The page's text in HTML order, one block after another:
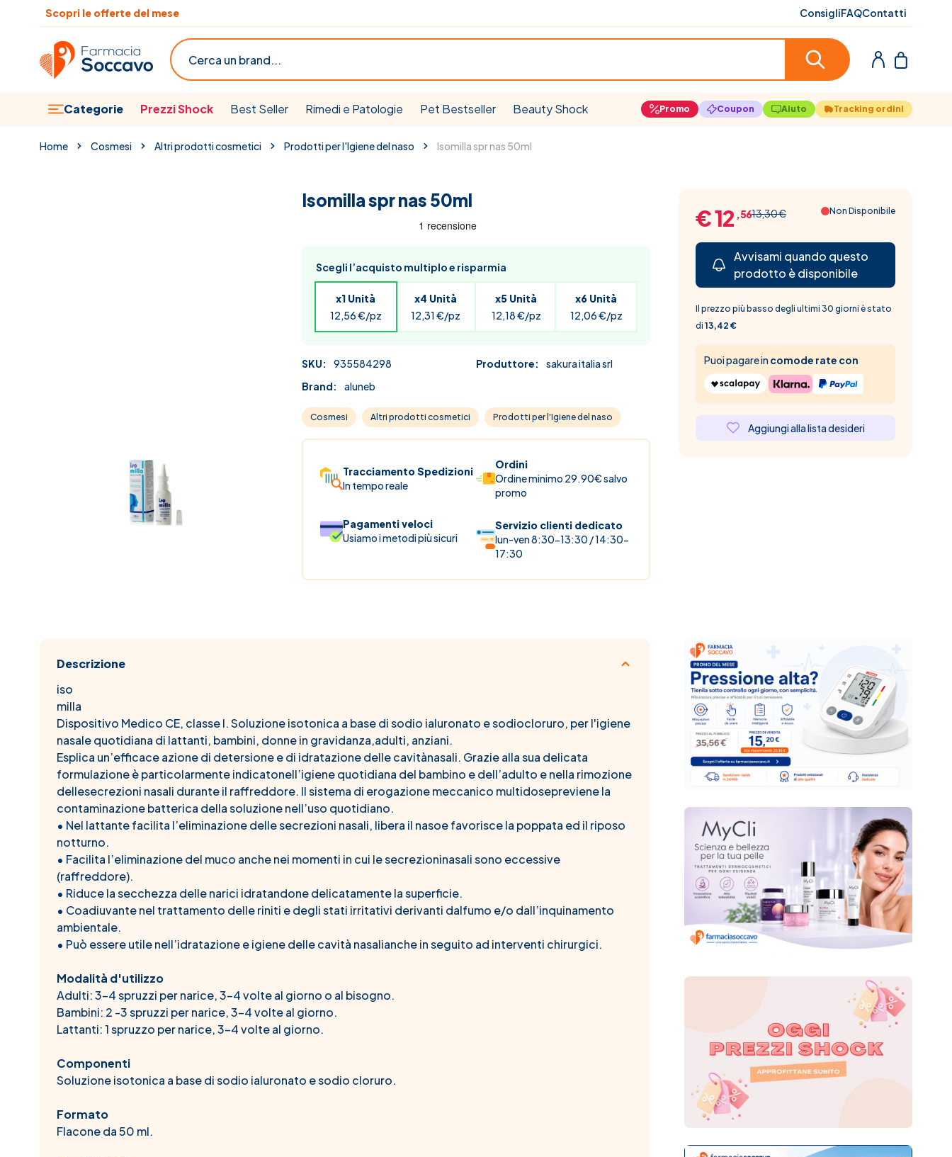
Salta al contenuto
Scopri le offerte del mese ConsigliFAQContatti
Categorie Prezzi Shock Best Seller Rimedi e Patologie Pet Bestseller Beauty Shock Promo Coupon Aiuto Tracking ordini
Cerca
Home Cosmesi Altri prodotti cosmetici Prodotti per l'Igiene del naso Isomilla spr nas 50ml
Isomilla spr nas 50ml
Scegli l’acquisto multiplo e risparmia
x1 Unità
12,56 €/pz
x4 Unità
12,31 €/pz
x5 Unità
12,18 €/pz
x6 Unità
12,06 €/pz
SKU: 935584298 Produttore:
sakura italia srl
Brand:
aluneb
Cosmesi Altri prodotti cosmetici Prodotti per l'Igiene del naso
Tracciamento Spedizioni
In tempo reale
Ordini
Ordine minimo 29.90€ salvo
promo
Pagamenti veloci
Usiamo i metodi più sicuri
Servizio clienti dedicato
lun-ven 8:30-13:30 / 14:30-
17:30
13,30 €
€ 12 ,56 Non Disponibile
Avvisami quando questo
prodotto è disponibile
Il prezzo più basso degli ultimi 30 giorni è stato
di13,42 €
Puoi pagare incomode rate con
Aggiungi alla lista desideri
Descrizione
iso
milla
Dispositivo Medico CE, classe I. Soluzione isotonica a base di sodio ialuronato e sodiocloruro, per l'igiene
nasale quotidiana di lattanti, bambini, donne in gravidanza,adulti, anziani.
Esplica un’efficace azione di detersione e di idratazione delle cavitànasali. Grazie alla sua delicata
formulazione è particolarmente indicatonell’igiene quotidiana del bambino e dell’adulto e nella rimozione
dellesecrezioni nasali durante il raffreddore. Il sistema di erogazione meccanico multidosepreviene la
contaminazione batterica della soluzione nell’uso quotidiano.
• Nel lattante facilita l’eliminazione delle secrezioni nasali, libera il nasoe favorisce la poppata ed il riposo
notturno.
• Facilita l’eliminazione del muco anche nei momenti in cui le secrezioninasali sono eccessive
(raffreddore).
• Riduce la secchezza delle narici idratandone delicatamente la superficie.
• Coadiuvante nel trattamento delle riniti e degli stati irritativi derivanti dalfumo e/o dall’inquinamento
ambientale.
• Può essere utile nell’idratazione e igiene delle cavità nasalianche in seguito ad interventi chirurgici.
Modalità d'utilizzo
Adulti: 3-4 spruzzi per narice, 3-4 volte al giorno o al bisogno.
Bambini: 2 -3 spruzzi per narice, 3-4 volte al giorno.
Lattanti: 1 spruzzo per narice, 3-4 volte al giorno.
Componenti
Soluzione isotonica a base di sodio ialuronato e sodio cloruro.
Formato
Flacone da 50 ml.